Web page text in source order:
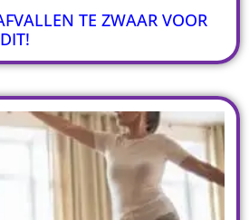
TE ZWAAR VOOR